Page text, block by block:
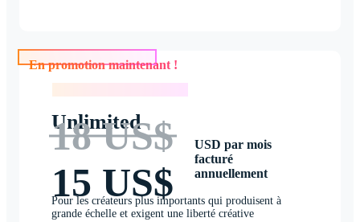
En promotion maintenant !
Unlimited
18 US$
15 US$
USD par mois
facturé
annuellement
Pour les créateurs plus importants qui produisent à
grande échelle et exigent une liberté créative